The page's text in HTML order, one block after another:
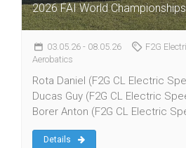
2026 FAI World
03.05.26 - 08.05.26 F2G
Aerobatics
Rota Daniel (F2G CL Electric
Ducas Guy (F2G CL Electric
Borer Anton (F2G CL Electric
Details